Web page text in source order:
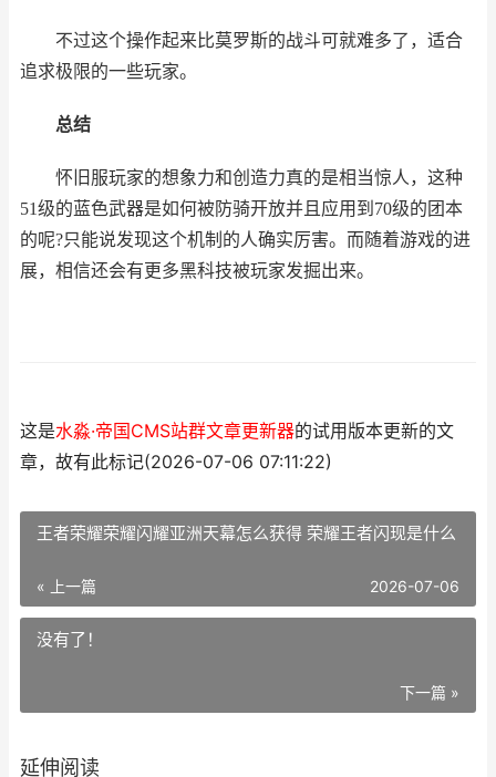
不过这个操作起来比莫罗斯的战斗可就难多了，适合
追求极限的一些玩家。
总结
怀旧服玩家的想象力和创造力真的是相当惊人，这种
51级的蓝色武器是如何被防骑开放并且应用到70级的团本
的呢?只能说发现这个机制的人确实厉害。而随着游戏的进
展，相信还会有更多黑科技被玩家发掘出来。
这是水淼·帝国CMS站群文章更新器的试用版本更新的文
章，故有此标记(2026-07-06 07:11:22)
王者荣耀荣耀闪耀亚洲天幕怎么获得 荣耀王者闪现是什么
« 上一篇 2026-07-06
没有了！
下一篇 »
延伸阅读